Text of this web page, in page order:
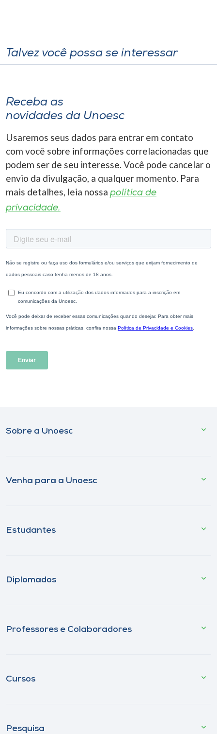
Talvez você possa se interessar
Receba as
novidades da Unoesc
Usaremos seus dados para entrar em contato
com você sobre informações correlacionadas que
podem ser de seu interesse. Você pode cancelar o
envio da divulgação, a qualquer momento. Para
mais detalhes, leia nossa política de
privacidade.
Sobre a Unoesc
Venha para a Unoesc
Estudantes
Diplomados
Professores e Colaboradores
Cursos
Pesquisa